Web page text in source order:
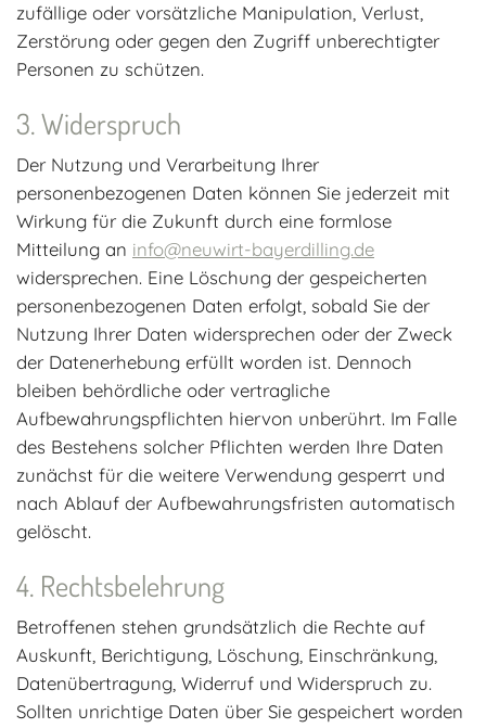
zufällige oder vorsätzliche Manipulation, Verlust,
Zerstörung oder gegen den Zugriff unberechtigter
Personen zu schützen.
Widerspruch
Der Nutzung und Verarbeitung Ihrer
personenbezogenen Daten können Sie jederzeit mit
Wirkung für die Zukunft durch eine formlose
Mitteilung an info@neuwirt-bayerdilling.de
widersprechen. Eine Löschung der gespeicherten
personenbezogenen Daten erfolgt, sobald Sie der
Nutzung Ihrer Daten widersprechen oder der Zweck
der Datenerhebung erfüllt worden ist. Dennoch
bleiben behördliche oder vertragliche
Aufbewahrungspflichten hiervon unberührt. Im Falle
des Bestehens solcher Pflichten werden Ihre Daten
zunächst für die weitere Verwendung gesperrt und
nach Ablauf der Aufbewahrungsfristen automatisch
gelöscht.
Rechtsbelehrung
Betroffenen stehen grundsätzlich die Rechte auf
Auskunft, Berichtigung, Löschung, Einschränkung,
Datenübertragung, Widerruf und Widerspruch zu.
Sollten unrichtige Daten über Sie gespeichert worden